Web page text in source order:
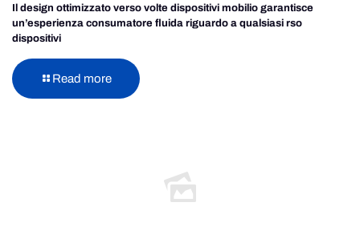
Il design ottimizzato verso volte dispositivi mobilio garantisce
un’esperienza consumatore fluida riguardo a qualsiasi rso
dispositivi
Read more